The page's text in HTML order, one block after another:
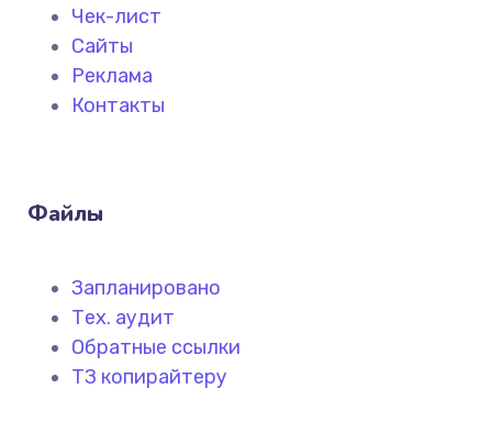
Чек-лист
Сайты
Реклама
Контакты
Файлы
Запланировано
Тех. аудит
Обратные ссылки
ТЗ копирайтеру